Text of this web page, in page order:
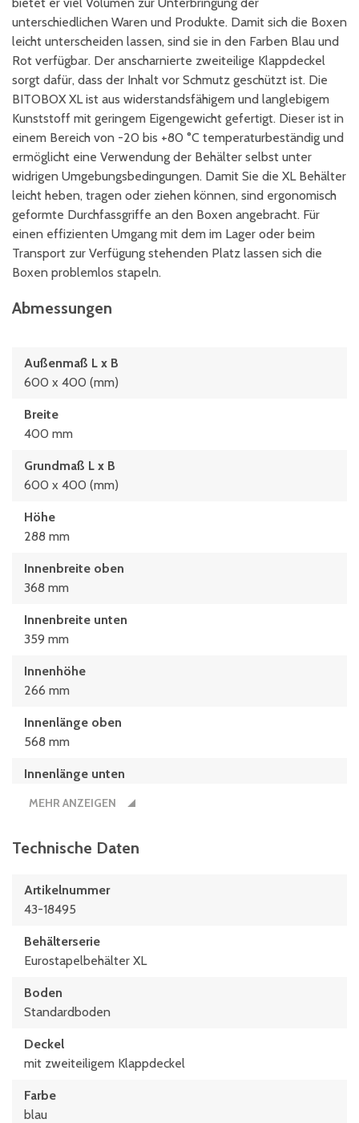
unterschiedlichen Waren und Produkte. Damit sich die Boxen
leicht unterscheiden lassen, sind sie in den Farben Blau und
Rot verfügbar. Der anscharnierte zweiteilige Klappdeckel
sorgt dafür, dass der Inhalt vor Schmutz geschützt ist. Die
BITOBOX XL ist aus widerstandsfähigem und langlebigem
Kunststoff mit geringem Eigengewicht gefertigt. Dieser ist in
einem Bereich von -20 bis +80 °C temperaturbeständig und
ermöglicht eine Verwendung der Behälter selbst unter
widrigen Umgebungsbedingungen. Damit Sie die XL Behälter
leicht heben, tragen oder ziehen können, sind ergonomisch
geformte Durchfassgriffe an den Boxen angebracht. Für
einen effizienten Umgang mit dem im Lager oder beim
Transport zur Verfügung stehenden Platz lassen sich die
Boxen problemlos stapeln.
Abmessungen
Außenmaß L x B
600 x 400 (mm)
Breite
400 mm
Grundmaß L x B
600 x 400 (mm)
Höhe
288 mm
Innenbreite oben
368 mm
Innenbreite unten
359 mm
Innenhöhe
266 mm
Innenlänge oben
568 mm
Innenlänge unten
559 x 359 x 266 (mm)
600 mm
600 x 400 (mm)
MEHR ANZEIGEN
Technische Daten
Artikelnummer
43-18495
Behälterserie
Eurostapelbehälter XL
Boden
Standardboden
Deckel
mit zweiteiligem Klappdeckel
Farbe
blau